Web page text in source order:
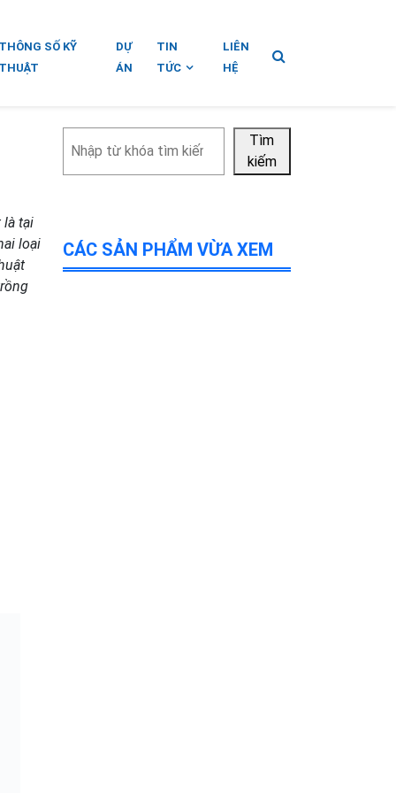
SỐ KỸ
DỰ
ÁN
TIN
TỨC
LIÊN
HỆ
là tại
loại
kiếm
Tìm
kiếm
CÁC SẢN PHẨM VỪA XEM